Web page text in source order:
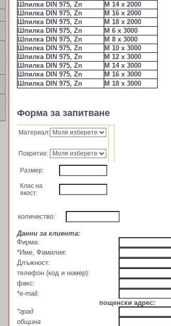
Шпилка DIN 975, Zn
M 14 x 2000
Шпилка DIN 975, Zn
M 16 x 2000
Шпилка DIN 975, Zn
M 18 x 2000
Шпилка DIN 975, Zn
M 6 x 3000
Шпилка DIN 975, Zn
M 8 x 3000
Шпилка DIN 975, Zn
M 10 x 3000
Шпилка DIN 975, Zn
M 12 x 3000
Шпилка DIN 975, Zn
M 14 x 3000
Шпилка DIN 975, Zn
M 16 x 3000
Шпилка DIN 975, Zn
M 18 x 3000
Форма за запитване
Материал:
Покритие:
Размер:
Клас на
якост:
количество:
Данни за клиента:
Фирма:
*Име, Фамилия:
Длъжност:
телефон (код и номер):
факс:
*e-mail:
пощенски адрес:
*град
община